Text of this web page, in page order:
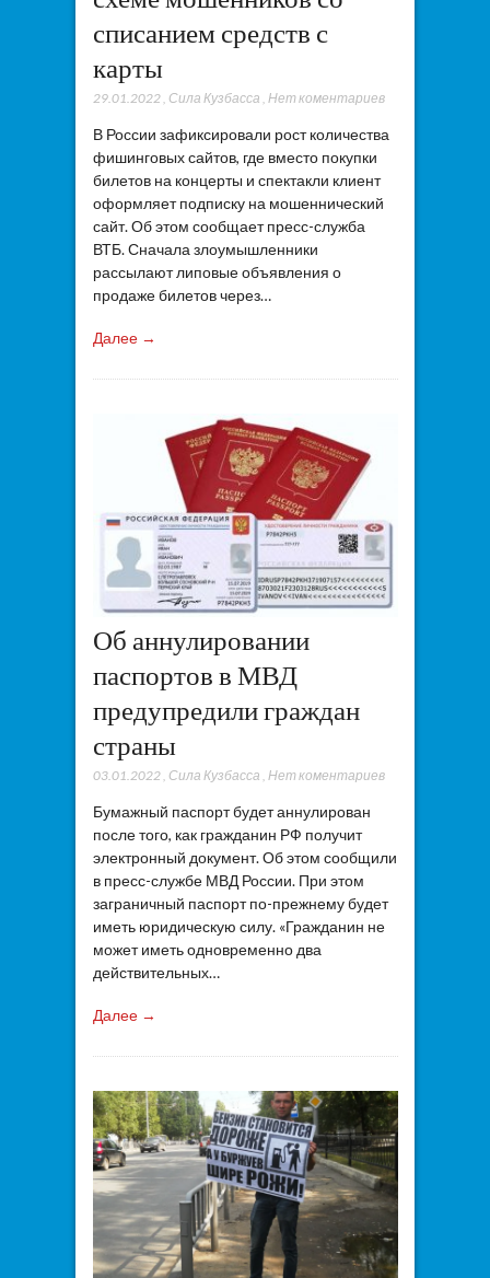
списанием средств с
карты
29.01.2022, Сила Кузбасса , Нет коментариев
В России зафиксировали рост количества
фишинговых сайтов, где вместо покупки
билетов на концерты и спектакли клиент
оформляет подписку на мошеннический
сайт. Об этом сообщает пресс-служба
ВТБ. Сначала злоумышленники
рассылают липовые объявления о
продаже билетов через…
Далее →
Об аннулировании
паспортов в МВД
предупредили граждан
страны
03.01.2022, Сила Кузбасса , Нет коментариев
Бумажный паспорт будет аннулирован
после того, как гражданин РФ получит
электронный документ. Об этом сообщили
в пресс-службе МВД России. При этом
заграничный паспорт по-прежнему будет
иметь юридическую силу. «Гражданин не
может иметь одновременно два
действительных…
Далее →